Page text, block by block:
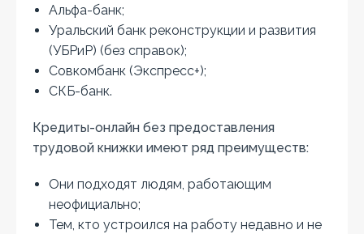
Альфа-банк;
Уральский банк реконструкции и развития
(УБРиР) (без справок);
Совкомбанк (Экспресс+);
СКБ-банк.
Кредиты-онлайн без предоставления
трудовой книжки имеют ряд преимуществ:
Они подходят людям, работающим
неофициально;
Тем, кто устроился на работу недавно и не